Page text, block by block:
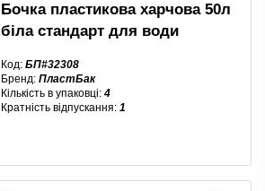
Бочка пластикова харчова 50л
біла стандарт для води
Код: БП#32308
Бренд: ПластБак
Кількість в упаковці: 4
Кратність відпускання: 1